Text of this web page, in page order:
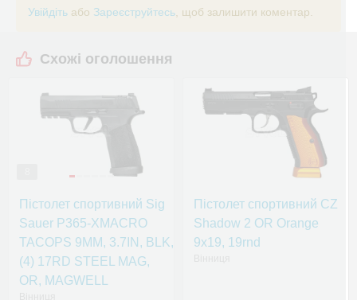
Увійдіть або Зареєструйтесь , щоб залишити коментар.
Схожі оголошення
Пістолет спортивний Sig
Sauer P365-XMACRO
TACOPS 9MM, 3.7IN, BLK,
(4) 17RD STEEL MAG,
OR, MAGWELL
Пістолет спортивний CZ
Shadow 2 OR Orange
9x19, 19rnd